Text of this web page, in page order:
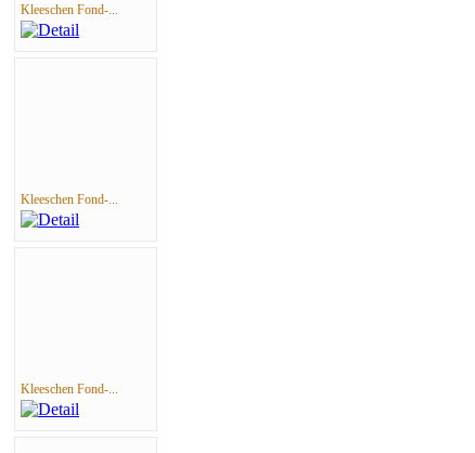
Kleeschen Fond-...
Kleeschen Fond-...
Kleeschen Fond-...